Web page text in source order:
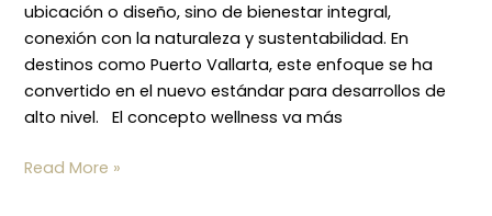
ubicación o diseño, sino de bienestar integral,
conexión con la naturaleza y sustentabilidad. En
destinos como Puerto Vallarta, este enfoque se ha
convertido en el nuevo estándar para desarrollos de
alto nivel. El concepto wellness va más
Read More »